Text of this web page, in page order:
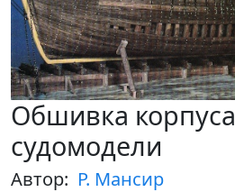
Обшивка корпуса
судомодели
Автор: Р. Мансир